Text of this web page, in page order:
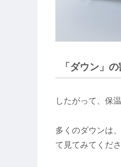
「ダウン」
したがって、保
多くのダウンは
て見てみてくださ